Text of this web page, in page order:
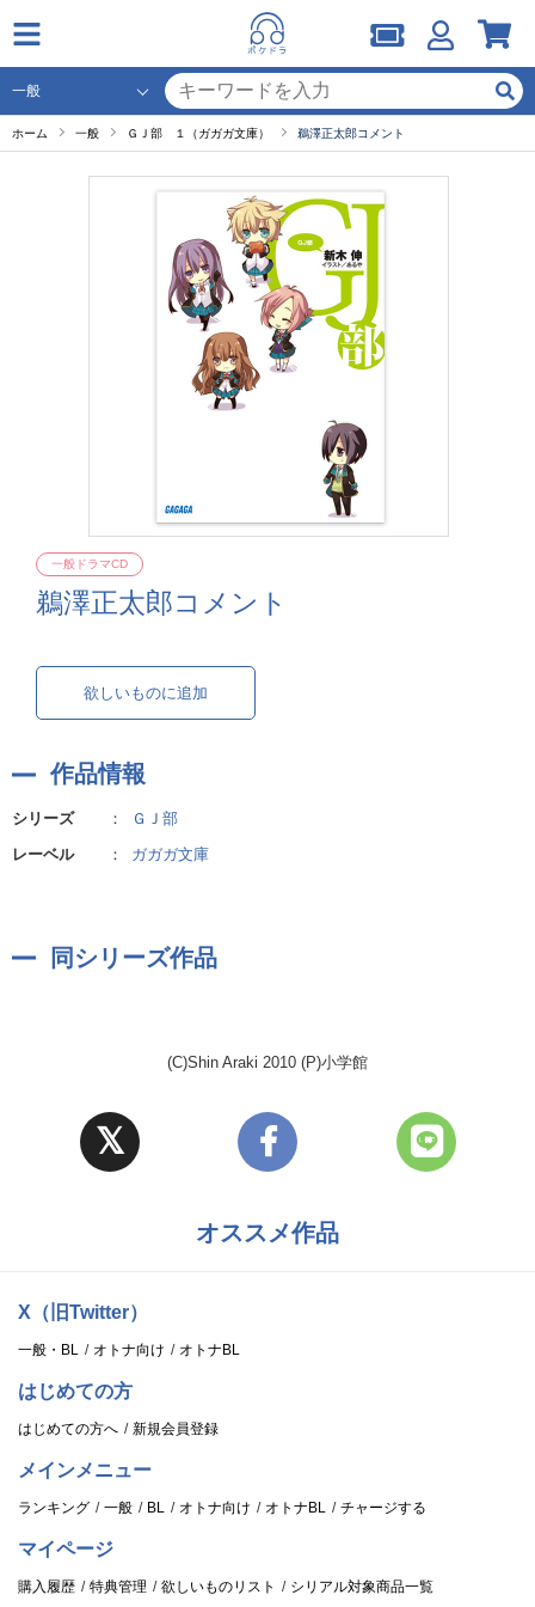
ホーム 一般 ＧＪ部 １（ガガガ文庫） 鵜澤正太郎コメント
鵜澤正太郎コメント
一般ドラマCD
欲しいものに追加
作品情報
シリーズ ：
ＧＪ部
レーベル
： ガガガ文庫
同シリーズ作品
(C)Shin Araki 2010 (P)小学館
オススメ作品
X（旧Twitter）
一般・BL オトナ向け オトナBL
はじめての方
はじめての方へ 新規会員登録
メインメニュー
ランキング 一般 BL オトナ向け オトナBL チャージする
マイページ
購入履歴 特典管理 欲しいものリスト シリアル対象商品一覧